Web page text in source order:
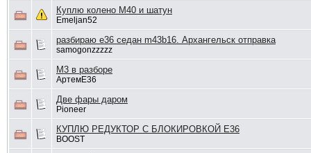
Куплю колено М40 и шатун
Emeljan52
разбираю е36 седан m43b16. Архангельск отправка
samogonzzzzz
M3 в разборе
АртемЕ36
Две фары даром
Pioneer
КУПЛЮ РЕДУКТОР С БЛОКИРОВКОЙ Е36
BOOST